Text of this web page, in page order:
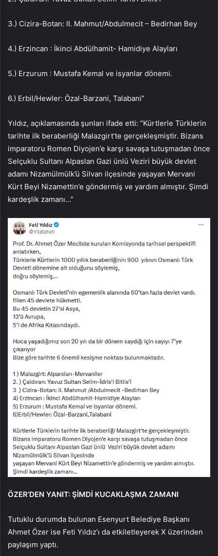
3.) Cizira-Botan: II. Mahmut/Abdulmecit – Bedirhan Bey
4.) Erzincan : İkinci Abdülhamit- Hamidiye Alayları
5.) Erzurum : Mustafa Kemal ve isyanlar dönemi.
6.) Erbil/Hewler: Özal-Barzani, Talabani”
Yıldız, açıklamasında şunları ifade etti: “Kürtlerle Türklerin
tarihte ilk beraberliği Malazgirt’te gerçekleşmiştir. Bizans
imparatoru Romen Diyojen’e karşı savaşa tutuşmadan önce
Selçuklu Sultanı Alpaslan Gazi ünlü Veziri büyük devlet
adamı Nizamülmülk’ü Silvan ilçesinde yaşayan Mervani
Kürt Beyi Nizamettin’e göndermiş ve yardım almıştır. Şimdi
kardeşlik zamanı…”
ÖZER’DEN YANIT: ŞİMDİ KUCAKLAŞMA ZAMANI
Tutuklu durumda bulunan Esenyurt Belediye Başkanı
Ahmet Özer ise Feti Yıldız’ı da etkiletleyerek X üzerinden
paylaşım yaptı.